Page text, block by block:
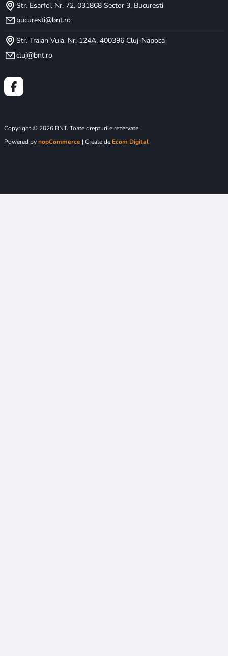
Str. Esarfei, Nr. 72, 031868 Sector 3, Bucuresti
bucuresti@bnt.ro
Str. Traian Vuia, Nr. 124A, 400396 Cluj-Napoca
cluj@bnt.ro
Copyright © 2026 BNT. Toate drepturile rezervate.
Powered bynopCommerce | Create de Ecom Digital